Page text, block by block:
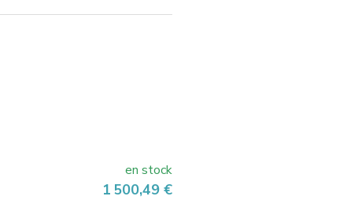
en stock
Prix
1 500,49 €